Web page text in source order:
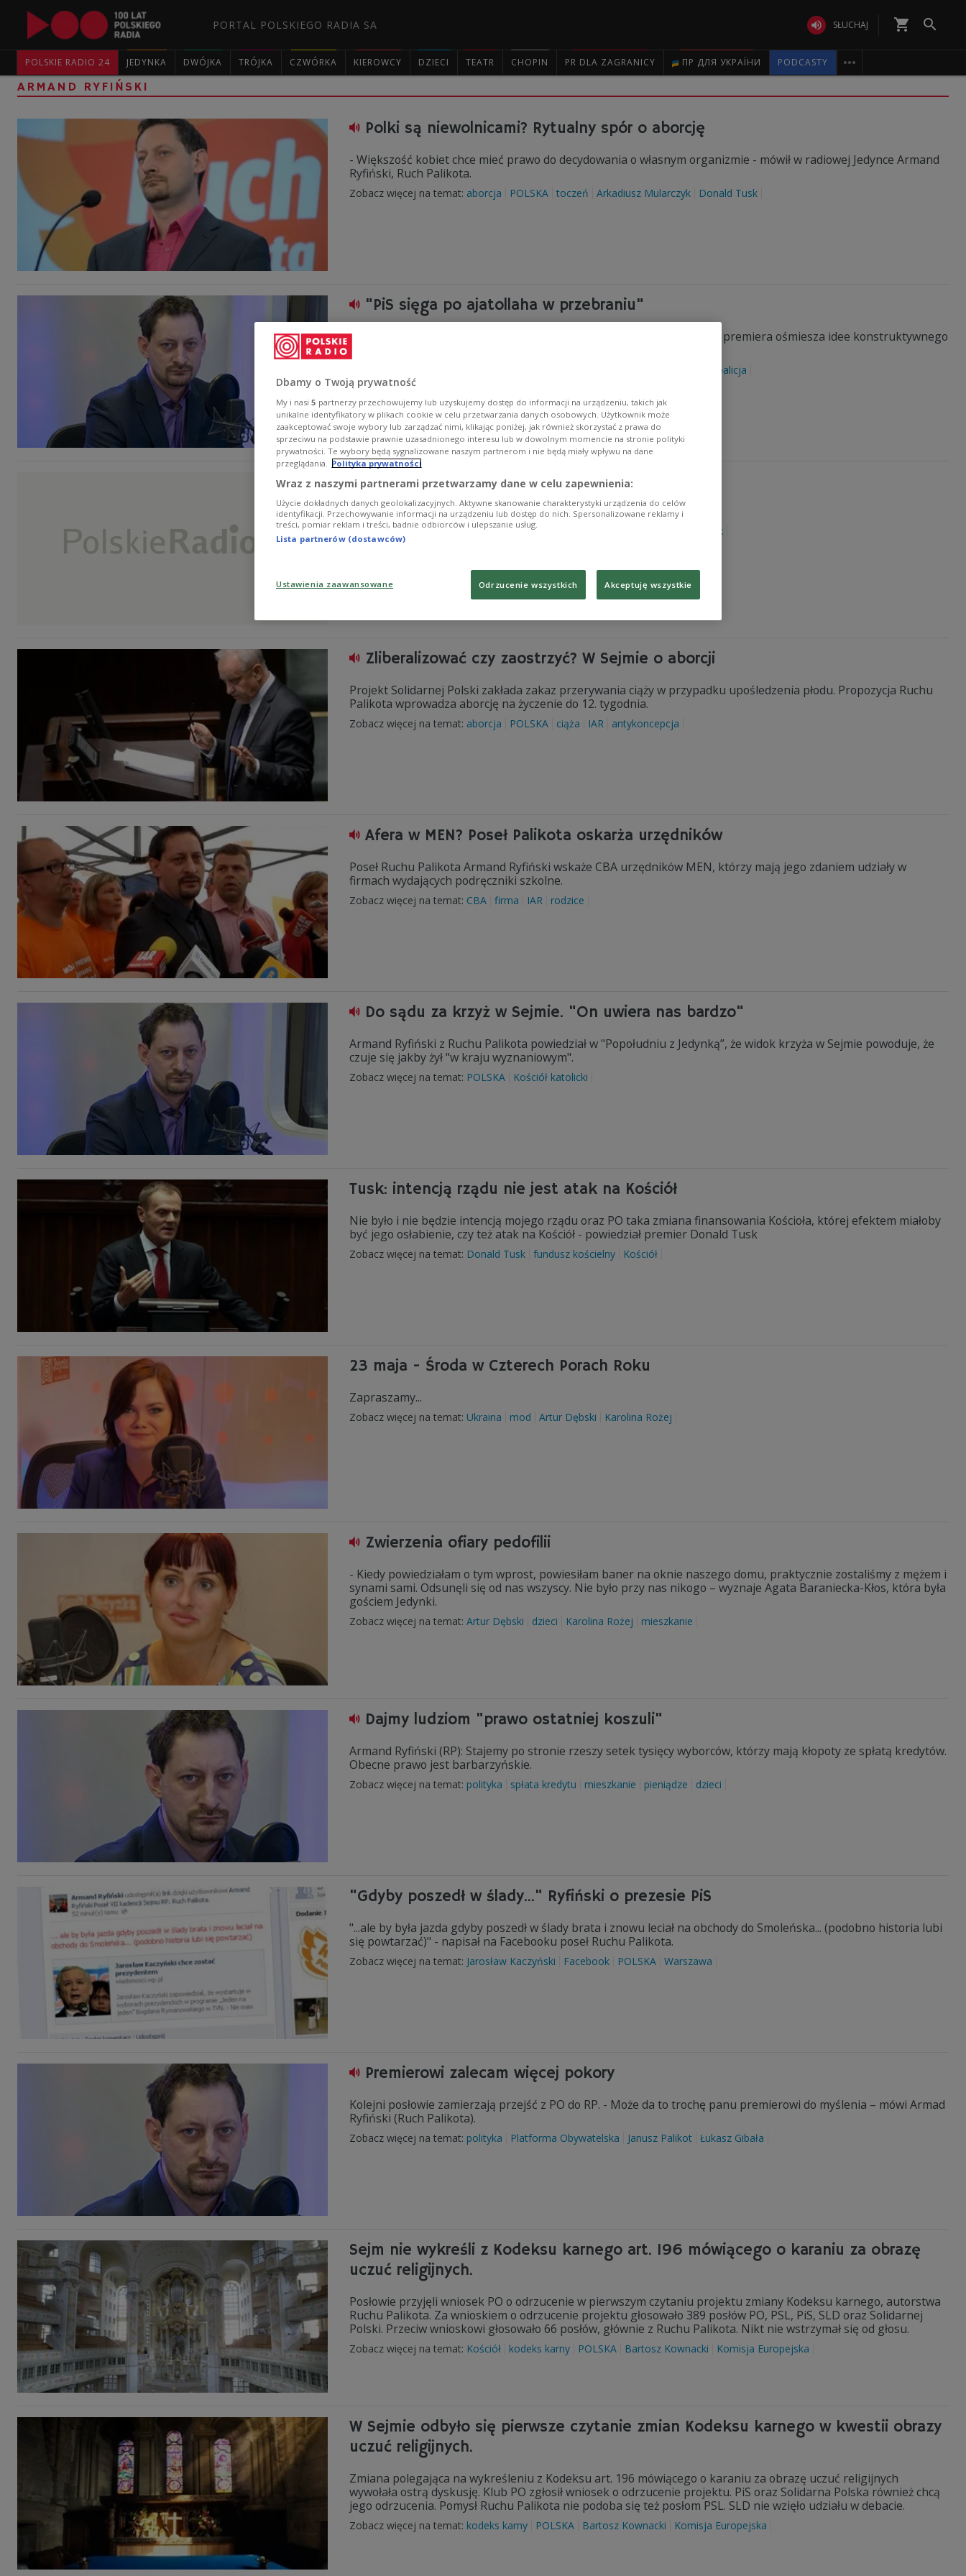
PORTAL POLSKIEGO RADIA SA  SŁUCHAJ shopping_cart 
POLSKIE RADIO 24 JEDYNKA DWÓJKA TRÓJKA CZWÓRKA KIEROWCY DZIECI TEATR CHOPIN PR DLA ZAGRANICY ПР ДЛЯ УКРАЇНИ PODCASTY 
ARMAND RYFIŃSKI
Polki są niewolnicami? Rytualny spór o aborcję
- Większość kobiet chce mieć prawo do decydowania o własnym organizmie - mówił w radiowej Jedynce Armand
Ryfiński, Ruch Palikota.
Zobacz więcej na temat: aborcja POLSKA toczeń Arkadiusz Mularczyk Donald Tusk
"PiS sięga po ajatollaha w przebraniu"
Armand Ryfiński powiedział, że PiS wystawiając swojego kandydata na premiera ośmiesza idee konstruktywnego
koalicja
Rozmowa z Armandem Ryfińskim
Zobacz więcej na temat: kandydaci Jarosław Kaczyński Donald Tusk
Zliberalizować czy zaostrzyć? W Sejmie o aborcji
Projekt Solidarnej Polski zakłada zakaz przerywania ciąży w przypadku upośledzenia płodu. Propozycja Ruchu
Palikota wprowadza aborcję na życzenie do 12. tygodnia.
Zobacz więcej na temat: aborcja POLSKA ciąża IAR antykoncepcja
Afera w MEN? Poseł Palikota oskarża urzędników
Poseł Ruchu Palikota Armand Ryfiński wskaże CBA urzędników MEN, którzy mają jego zdaniem udziały w
firmach wydających podręczniki szkolne.
Zobacz więcej na temat: CBA firma IAR rodzice
Do sądu za krzyż w Sejmie. "On uwiera nas bardzo"
Armand Ryfiński z Ruchu Palikota powiedział w "Popołudniu z Jedynką”, że widok krzyża w Sejmie powoduje, że
czuje się jakby żył "w kraju wyznaniowym".
Zobacz więcej na temat: POLSKA Kościół katolicki
Tusk: intencją rządu nie jest atak na Kościół
Nie było i nie będzie intencją mojego rządu oraz PO taka zmiana finansowania Kościoła, której efektem miałoby
być jego osłabienie, czy też atak na Kościół - powiedział premier Donald Tusk
Zobacz więcej na temat: Donald Tusk fundusz kościelny Kościół
23 maja - Środa w Czterech Porach Roku
Zapraszamy...
Zobacz więcej na temat: Ukraina mod Artur Dębski Karolina Rożej
Zwierzenia ofiary pedofilii
- Kiedy powiedziałam o tym wprost, powiesiłam baner na oknie naszego domu, praktycznie zostaliśmy z mężem i
synami sami. Odsunęli się od nas wszyscy. Nie było przy nas nikogo – wyznaje Agata Baraniecka-Kłos, która była
gościem Jedynki.
Zobacz więcej na temat: Artur Dębski dzieci Karolina Rożej mieszkanie
Dajmy ludziom "prawo ostatniej koszuli"
Armand Ryfiński (RP): Stajemy po stronie rzeszy setek tysięcy wyborców, którzy mają kłopoty ze spłatą kredytów.
Obecne prawo jest barbarzyńskie.
Zobacz więcej na temat: polityka spłata kredytu mieszkanie pieniądze dzieci
"Gdyby poszedł w ślady..." Ryfiński o prezesie PiS
"...ale by była jazda gdyby poszedł w ślady brata i znowu leciał na obchody do Smoleńska... (podobno historia lubi
się powtarzać)" - napisał na Facebooku poseł Ruchu Palikota.
Zobacz więcej na temat: Jarosław Kaczyński Facebook POLSKA Warszawa
Premierowi zalecam więcej pokory
Kolejni posłowie zamierzają przejść z PO do RP. - Może da to trochę panu premierowi do myślenia – mówi Armad
Ryfiński (Ruch Palikota).
Zobacz więcej na temat: polityka Platforma Obywatelska Janusz Palikot Łukasz Gibała
Sejm nie wykreśli z Kodeksu karnego art. 196 mówiącego o karaniu za obrazę
uczuć religijnych.
Posłowie przyjęli wniosek PO o odrzucenie w pierwszym czytaniu projektu zmiany Kodeksu karnego, autorstwa
Ruchu Palikota. Za wnioskiem o odrzucenie projektu głosowało 389 posłów PO, PSL, PiS, SLD oraz Solidarnej
Polski. Przeciw wnioskowi głosowało 66 posłów, głównie z Ruchu Palikota. Nikt nie wstrzymał się od głosu.
Zobacz więcej na temat: Kościół kodeks karny POLSKA Bartosz Kownacki Komisja Europejska
W Sejmie odbyło się pierwsze czytanie zmian Kodeksu karnego w kwestii obrazy
uczuć religijnych.
Zmiana polegająca na wykreśleniu z Kodeksu art. 196 mówiącego o karaniu za obrazę uczuć religijnych
wywołała ostrą dyskusję. Klub PO zgłosił wniosek o odrzucenie projektu. PiS oraz Solidarna Polska również chcą
jego odrzucenia. Pomysł Ruchu Palikota nie podoba się też posłom PSL. SLD nie wzięło udziału w debacie.
Zobacz więcej na temat: kodeks karny POLSKA Bartosz Kownacki Komisja Europejska
Dbamy o Twoją prywatność
My i nasi 5 partnerzy przechowujemy lub uzyskujemy dostęp do informacji na urządzeniu, takich jak
unikalne identyfikatory w plikach cookie w celu przetwarzania danych osobowych. Użytkownik może
zaakceptować swoje wybory lub zarządzać nimi, klikając poniżej, jak również skorzystać z prawa do
sprzeciwu na podstawie prawnie uzasadnionego interesu lub w dowolnym momencie na stronie polityki
prywatności. Te wybory będą sygnalizowane naszym partnerom i nie będą miały wpływu na dane
przeglądania. Polityka prywatności
Wraz z naszymi partnerami przetwarzamy dane w celu zapewnienia:
Użycie dokładnych danych geolokalizacyjnych. Aktywne skanowanie charakterystyki urządzenia do celów
identyfikacji. Przechowywanie informacji na urządzeniu lub dostęp do nich. Spersonalizowane reklamy i
treści, pomiar reklam i treści, badnie odbiorców i ulepszanie usług.
Lista partnerów (dostawców)
Ustawienia zaawansowane Odrzucenie wszystkich Akceptuję wszystkie